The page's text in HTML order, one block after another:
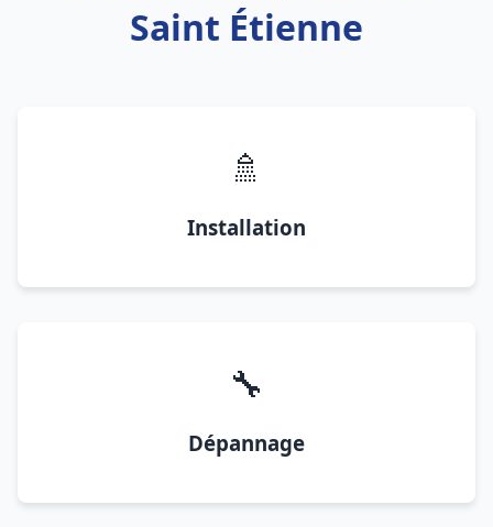
Saint Étienne
🚿
Installation
🔧
Dépannage